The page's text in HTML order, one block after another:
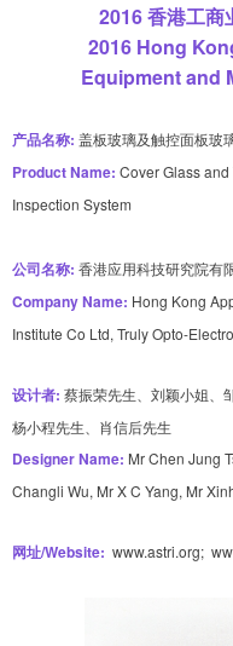
2016 香港工商
2016 Hong
Equipment and
产品名称: 盖板玻璃及触控面板玻
Product Name:
Inspection System
公司名称: 香港应用科技研究院有
Company Name:
Institute Co Ltd, Truly Opto-
设计者: 蔡振荣先生、刘颖小姐、
杨小程先生、肖信后先生
Designer Name: Mr Chen Jung
Changli Wu, Mr X C Yang, Mr
网址/Website: www.astri.org;